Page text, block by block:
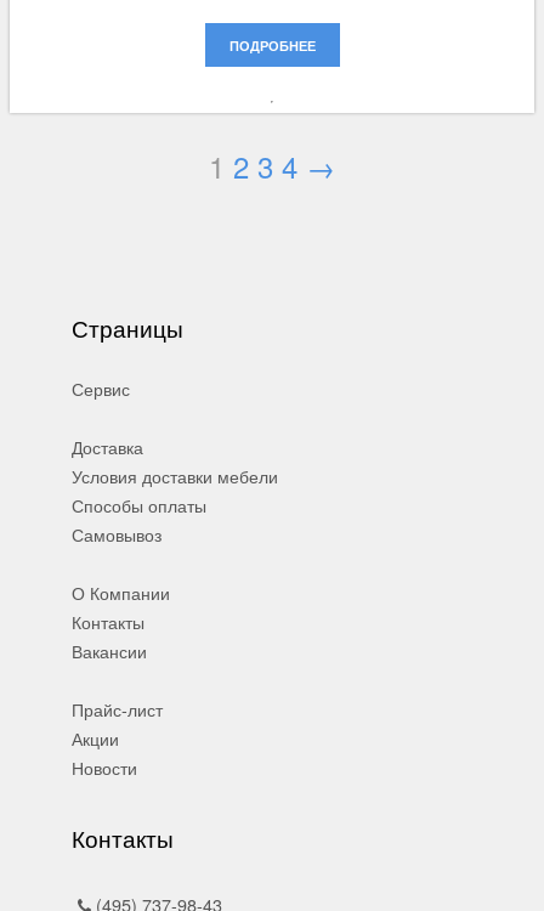
ПОДРОБНЕЕ
1 2 3 4 →
Страницы
Сервис
Доставка
Условия доставки мебели
Способы оплаты
Самовывоз
О Компании
Контакты
Вакансии
Прайс-лист
Акции
Новости
Контакты
(495) 737-98-43